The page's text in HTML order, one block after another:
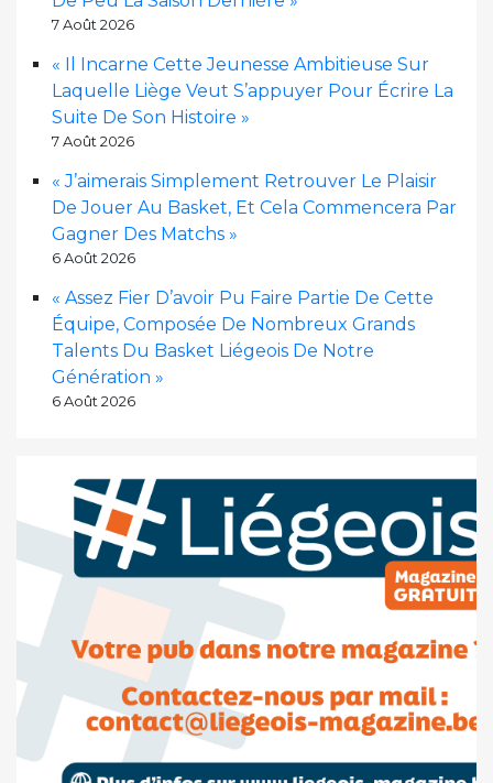
7 Août 2026
« Il Incarne Cette Jeunesse Ambitieuse Sur
Laquelle Liège Veut S’appuyer Pour Écrire La
Suite De Son Histoire »
7 Août 2026
« J’aimerais Simplement Retrouver Le Plaisir
De Jouer Au Basket, Et Cela Commencera Par
Gagner Des Matchs »
6 Août 2026
« Assez Fier D’avoir Pu Faire Partie De Cette
Équipe, Composée De Nombreux Grands
Talents Du Basket Liégeois De Notre
Génération »
6 Août 2026